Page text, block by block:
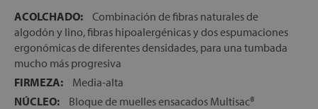
ACOLCHADO:
Combinación de fibras naturales de
algodón y lino, fibras hipoalergénicas y dos espumaciones
ergonómicas de diferentes densidades, para una tumbada
mucho más progresiva
FIRMEZA:
Media-alta
NÚCLEO:
Bloque de muelles ensacados Multisac®